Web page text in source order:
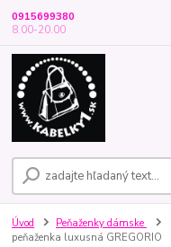
0915699380
8.00-20.00
Úvod Peňaženky dámske
peňaženka luxusná GREGORIO